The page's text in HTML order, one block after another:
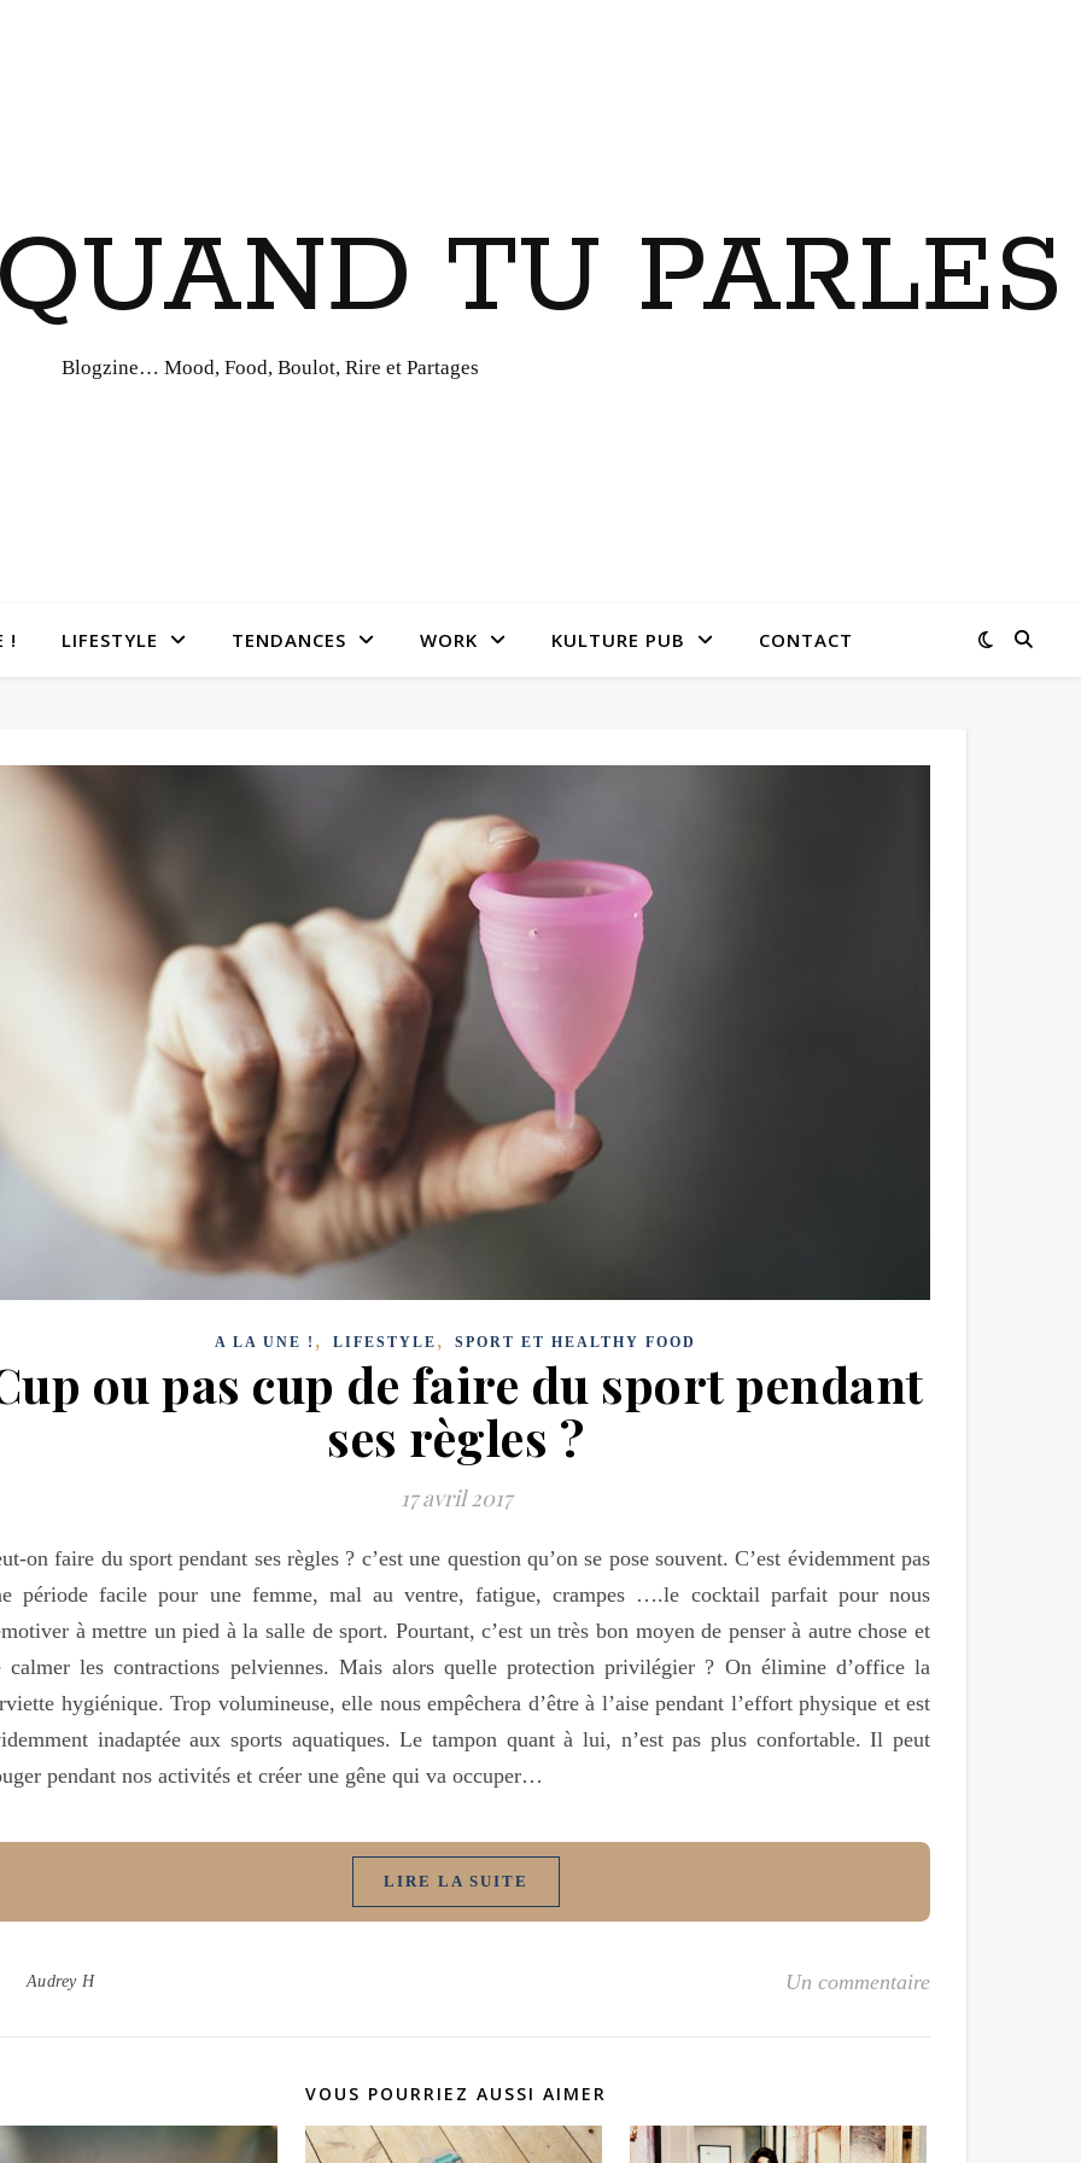
TU PARLES
Blogzine… Mood, Food, Boulot, Rire et Partages
! LIFESTYLE TENDANCES WORK KULTURE PUB CONTACT
A LA UNE ! , LIFESTYLE , SPORT ET HEALTHY FOOD
ou pas cup de faire du sport pendant
ses règles ?
17 avril 2017
on faire du sport pendant ses règles ? c’est une question qu’on se pose souvent. C’est évidemment pas
période facile pour une femme, mal au ventre, fatigue, crampes ….le cocktail parfait pour nous
à mettre un pied à la salle de sport. Pourtant, c’est un très bon moyen de penser à autre chose et
calmer les contractions pelviennes. Mais alors quelle protection privilégier ? On élimine d’office la
hygiénique. Trop volumineuse, elle nous empêchera d’être à l’aise pendant l’effort physique et est
inadaptée aux sports aquatiques. Le tampon quant à lui, n’est pas plus confortable. Il peut
pendant nos activités et créer une gêne qui va occuper…
LIRE LA SUITE
Audrey H Un commentaire
VOUS POURRIEZ AUSSI AIMER